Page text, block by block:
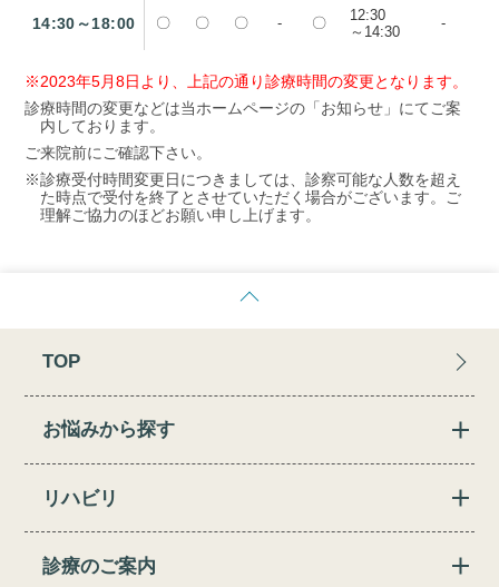
14:30～18:00 〇 〇 〇 - 〇
12:30
～14:30
-
※2023年5月8日より、上記の通り診療時間の変更となります。
診療時間の変更などは当ホームページの「お知らせ」にてご案
内しております。
ご来院前にご確認下さい。
※診療受付時間変更日につきましては、診察可能な人数を超え
た時点で受付を終了とさせていただく場合がございます。ご
理解ご協力のほどお願い申し上げます。
TOP
お悩みから探す
リハビリ
診療のご案内